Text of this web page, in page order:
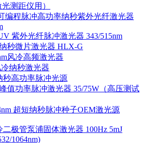
测距仪用）
编程脉冲高功率纳秒紫外光纤激光器
紫外光纤脉冲激光器 343/515nm
秒微片激光器 HLX-G
风冷高频激光器
冷纳秒激光器
秒高功率脉冲光源
值功率脉冲激光器 35/75W（高压测试
超短纳秒脉冲种子OEM激光源
二极管泵浦固体激光器 100Hz 5mJ
1064nm)